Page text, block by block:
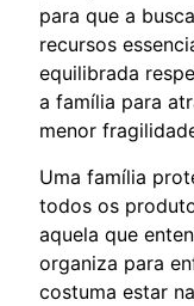
para que a
recursos
equilibrada
a família para
menor
Uma família
todos os
aquela que
organiza para
costuma estar